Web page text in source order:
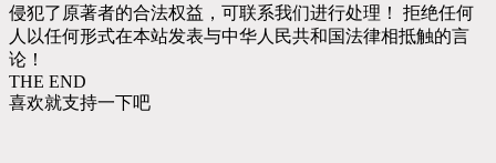
侵犯了原著者的合法权益，可联系我们进行处理！ 拒绝任何
人以任何形式在本站发表与中华人民共和国法律相抵触的言
论！
THE END
喜欢就支持一下吧